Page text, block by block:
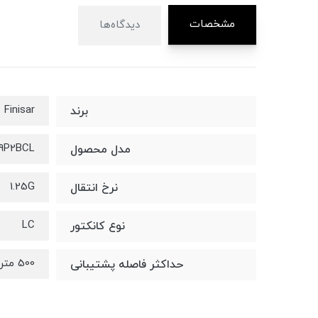
مشخصات دیدگاه‌ها
برند Finisar
مدل محصول
نرخ انتقال 1.25G
نوع کانکتور LC
حداکثر فاصله پشتیبانی 500 متر